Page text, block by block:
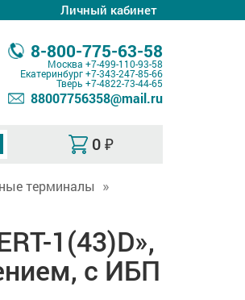
Личный кабинет
8-800-775-63-58
Москва +7-499-110-93-58
Екатеринбург+7-343-247-85-66
Тверь +7-4822-73-44-65
88007756358@mail.ru
0 ₽
терминалы
1(43)D»,
с ИБП